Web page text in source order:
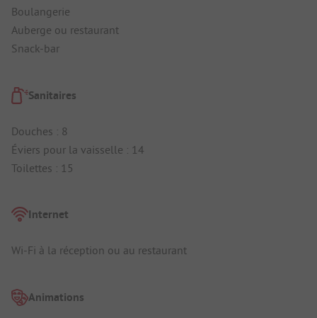
Boulangerie
Auberge ou restaurant
Snack-bar
Sanitaires
Douches : 8
Éviers pour la vaisselle : 14
Toilettes : 15
Internet
Wi-Fi à la réception ou au restaurant
Animations